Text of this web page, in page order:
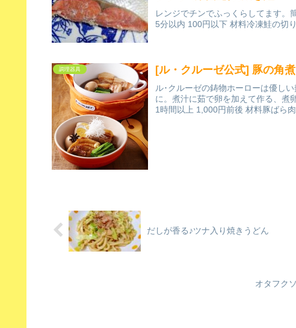
レンジでチンでふっくらしてます。
5分以内 100円以下 材料冷凍鮭の切
調理器具 [ル・クルーゼ公式] 豚の角煮
ル･クルーゼの鋳物ホーローは優し
に。煮汁に茹で卵を加えて作る、煮
1時間以上 1,000円前後 材料豚ばら
だしが香る♪ツナ入り焼きうどん
オタフク